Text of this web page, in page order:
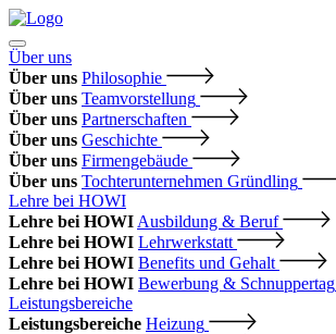
Über uns
Über uns Philosophie
Über uns Teamvorstellung
Über uns Partnerschaften
Über uns Geschichte
Über uns Firmengebäude
Über uns Tochterunternehmen Gründling
Lehre bei HOWI
Lehre bei HOWI Ausbildung & Beruf
Lehre bei HOWI Lehrwerkstatt
Lehre bei HOWI Benefits und Gehalt
Lehre bei HOWI Bewerbung & Schnuppertag
Leistungsbereiche
Leistungsbereiche Heizung